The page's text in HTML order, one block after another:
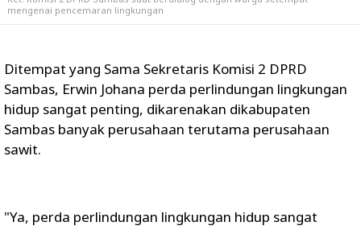
mengenai pencemaran lingkungan
Ditempat yang Sama Sekretaris Komisi 2 DPRD
Sambas, Erwin Johana perda perlindungan lingkungan
hidup sangat penting, dikarenakan dikabupaten
Sambas banyak perusahaan terutama perusahaan
sawit.
"Ya, perda perlindungan lingkungan hidup sangat